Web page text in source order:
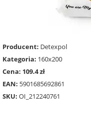
Producent: Detexpol
Kategoria: 160x200
Cena: 109.4 zł
EAN: 5901685692861
SKU: OI_212240761